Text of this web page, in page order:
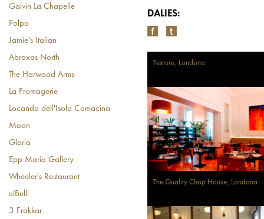
Galvin La Chapelle
Polpo
Jamie's Italian
Abraxas North
The Harwood Arms
La Fromagerie
Locanda dell'Isola Comacina
Moon
Gloria
Epp Maria Gallery
Wheeler's Restaurant
elBulli
3 Frakkar
DALIES:
Texture, Londona
The Quality Chop House, Londona